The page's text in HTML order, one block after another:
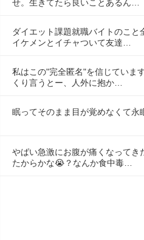
せ。生きてたら良いことあるん…
ダイエット課題就職バイトのこ
イケメンとイチャついて友達…
私はこの"完全匿名"を信じていま
くり言うとー、人外に抱か…
眠ってそのまま目が覚めなくて永
やばい急激にお腹が痛くなって
たからかな😭？なんか食中毒…